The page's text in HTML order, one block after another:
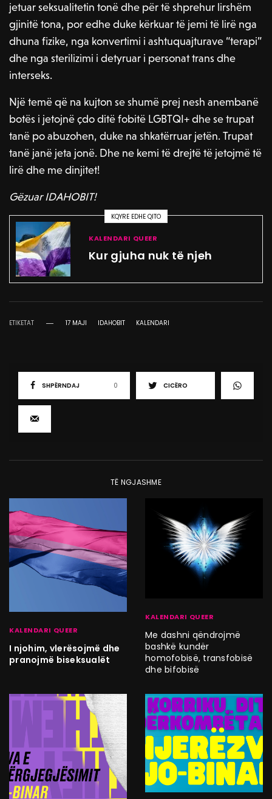
jetuar seksualitetin tonë dhe për të shprehur lirshëm
gjinitë tona, por edhe duke kërkuar të jemi të lirë nga
dhuna fizike, nga konvertimi i ashtuquajturave “terapi”
dhe nga sterilizimi i detyruar i personat trans dhe
interseks.
Një temë që na kujton se shumë prej nesh anembanë
botës i jetojnë çdo ditë fobitë LGBTQI+ dhe se trupat
tanë po abuzohen, duke na shkatërruar jetën. Trupat
tanë janë jeta jonë. Dhe ne kemi të drejtë të jetojmë të
lirë dhe me dinjitet!
Gëzuar IDAHOBIT!
KQYRE EDHE QITO
KALENDARI QUEER
Kur gjuha nuk të njeh
ETIKETAT 17 MAJI IDAHOBIT KALENDARI
SHPËRNDAJ 0 CICËRO
TË NGJASHME
KALENDARI QUEER
I njohim, vlerësojmë dhe
pranojmë biseksualët
KALENDARI QUEER
Me dashni qëndrojmë
bashkë kundër
homofobisë, transfobisë
dhe bifobisë